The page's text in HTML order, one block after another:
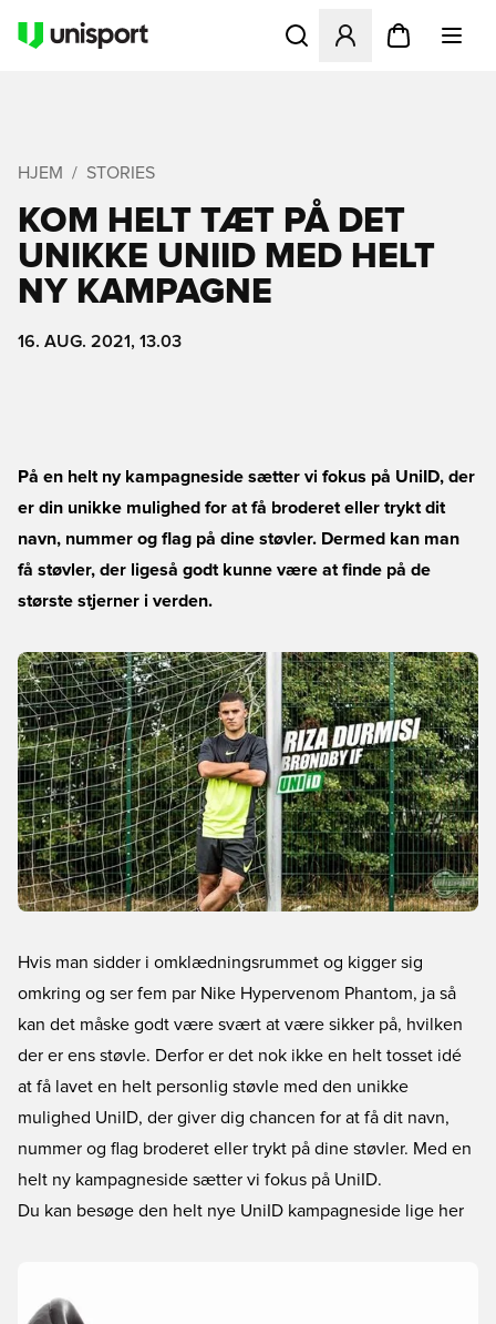
Åbner en Modal til at
HJEM STORIES
KOM HELT TÆT PÅ DET
UNIKKE UNIID MED HELT
NY KAMPAGNE
16. AUG. 2021, 13.03
På en helt ny kampagneside sætter vi fokus på UniID, der
er din unikke mulighed for at få broderet eller trykt dit
navn, nummer og flag på dine støvler. Dermed kan man
få støvler, der ligeså godt kunne være at finde på de
største stjerner i verden.
Hvis man sidder i omklædningsrummet og kigger sig
omkring og ser fem par Nike Hypervenom Phantom, ja så
kan det måske godt være svært at være sikker på, hvilken
der er ens støvle. Derfor er det nok ikke en helt tosset idé
at få lavet en helt personlig støvle med den unikke
mulighed UniID, der giver dig chancen for at få dit navn,
nummer og flag broderet eller trykt på dine støvler. Med en
helt ny kampagneside sætter vi fokus på UniID.
Du kan besøge den helt nye UniID kampagneside lige her